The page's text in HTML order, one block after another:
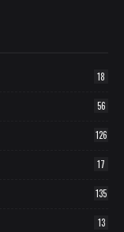
18
56
126
17
135
13